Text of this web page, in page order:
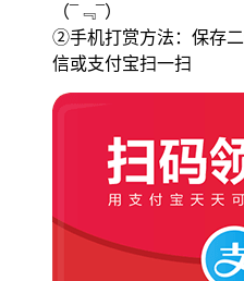
（¯﹃¯）
②手机打赏方法：保存
信或支付宝扫一扫